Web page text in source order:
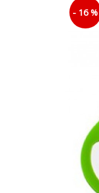
- 16 %